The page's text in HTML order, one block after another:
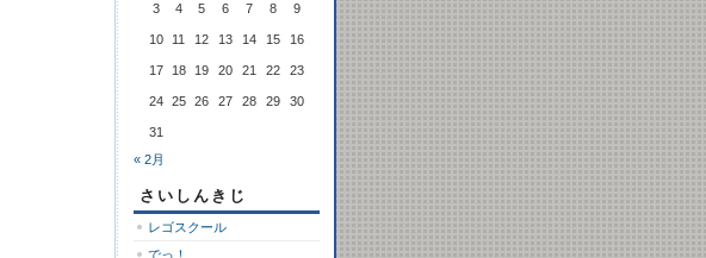
3 4 5 6 7 8 9
10 11 12 13 14 15 16
17 18 19 20 21 22 23
24 25 26 27 28 29 30
31
« 2月
さいしんきじ
レゴスクール
でっ！